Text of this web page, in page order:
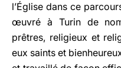
l’Église dans ce
œuvré à Turin de
prêtres, religieux et
eux saints et